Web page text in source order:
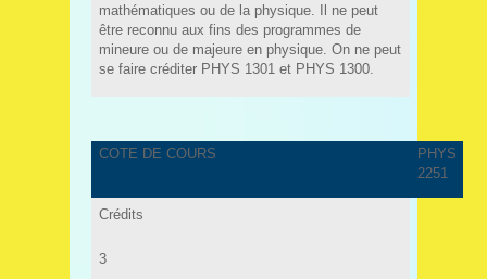
mathématiques ou de la physique. Il ne peut
être reconnu aux fins des programmes de
mineure ou de majeure en physique. On ne peut
se faire créditer PHYS 1301 et PHYS 1300.
COTE DE COURS
PHYS
2251
Crédits
3